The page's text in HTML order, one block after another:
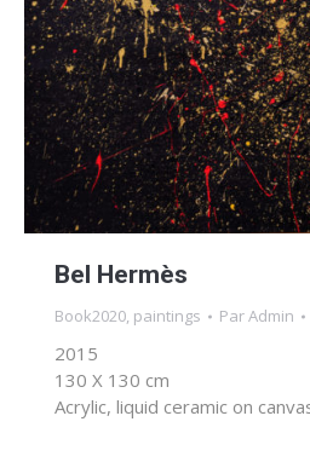
Bel Hermès
Book2020, paintings ParAdmin
2015
130 X 130 cm
Acrylic, liquid ceramic on